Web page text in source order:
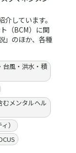
企業対応のポイ
ース>（2026
判定規則」は、
管理を求めて
解説し、企業
。